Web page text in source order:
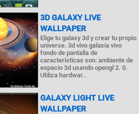
3D GALAXY LIVE
WALLPAPER
Elige tu galaxy 3d y crear tu propio
universe. 3d vivo galaxia vivo
fondo de pantalla de
características son: ambiente de
espacio 3d usando opengl 2. 0.
Utiliza hardwar..
GALAXY LIGHT LIVE
WALLPAPER